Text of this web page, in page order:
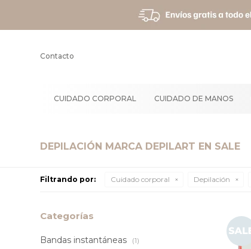
CUIDADO CORPORAL CUIDADO DE MANOS
Contacto
DEPILACIÓN MARCA DEPILART EN SALE
Filtrando por: Cuidado corporal Depilación
Categorías
Bandas instantáneas (1)